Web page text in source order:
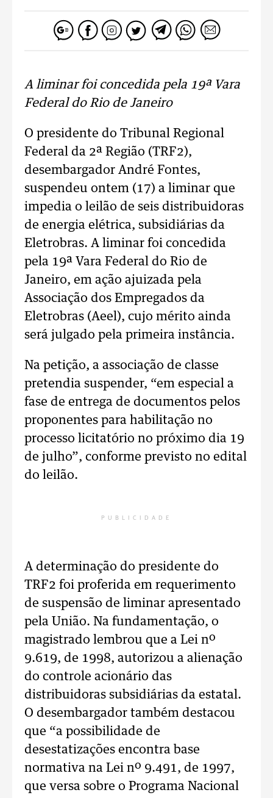
A liminar foi concedida pela 19ª Vara
Federal do Rio de Janeiro
O presidente do Tribunal Regional
Federal da 2ª Região (TRF2),
desembargador André Fontes,
suspendeu ontem (17) a liminar que
impedia o leilão de seis distribuidoras
de energia elétrica, subsidiárias da
Eletrobras. A liminar foi concedida
pela 19ª Vara Federal do Rio de
Janeiro, em ação ajuizada pela
Associação dos Empregados da
Eletrobras (Aeel), cujo mérito ainda
será julgado pela primeira instância.
Na petição, a associação de classe
pretendia suspender, “em especial a
fase de entrega de documentos pelos
proponentes para habilitação no
processo licitatório no próximo dia 19
de julho”, conforme previsto no edital
do leilão.
PUBLICIDADE
A determinação do presidente do
TRF2 foi proferida em requerimento
de suspensão de liminar apresentado
pela União. Na fundamentação, o
magistrado lembrou que a Lei nº
9.619, de 1998, autorizou a alienação
do controle acionário das
distribuidoras subsidiárias da estatal.
O desembargador também destacou
que “a possibilidade de
desestatizações encontra base
normativa na Lei nº 9.491, de 1997,
que versa sobre o Programa Nacional